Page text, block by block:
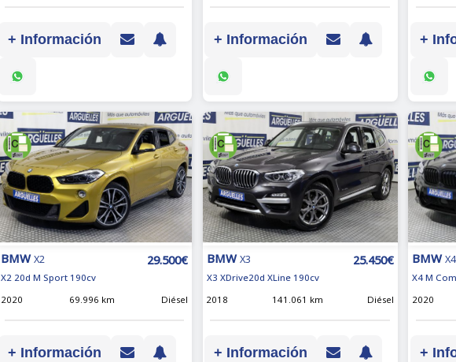
+ Información + Información +
BMW X2 29.500€
X2 20d M Sport 190cv
2020
69.996 km Diésel
+ Información
BMW X3 25.450€
X3 XDrive20d XLine 190cv
2018
141.061 km Diésel
+ Información
BMW X4
X4 M
2020
+